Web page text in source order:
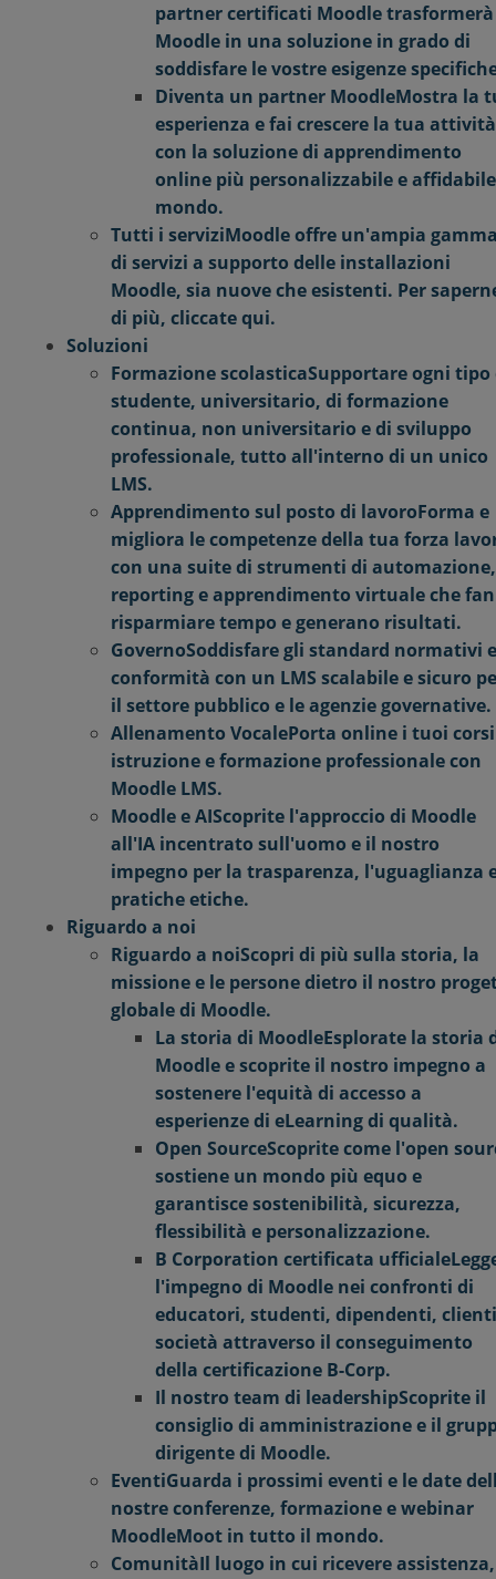
partner certificati Moodle trasformerà
Moodle in una soluzione in grado di
soddisfare le vostre esigenze
Diventa un partner MoodleMostra la
esperienza e fai crescere la tua attività
con la soluzione di apprendimento
online più personalizzabile e
mondo.
Tutti i serviziMoodle offre un'ampia
di servizi a supporto delle installazioni
Moodle, sia nuove che esistenti. Per
di più, cliccate qui.
Soluzioni
Formazione scolasticaSupportare ogni tipo
studente, universitario, di formazione
continua, non universitario e di sviluppo
professionale, tutto all'interno di un unico
LMS.
Apprendimento sul posto di lavoroForma e
migliora le competenze della tua forza
con una suite di strumenti di automazione,
reporting e apprendimento virtuale che
risparmiare tempo e generano risultati.
GovernoSoddisfare gli standard normativi
conformità con un LMS scalabile e sicuro
il settore pubblico e le agenzie governative.
Allenamento VocalePorta online i tuoi
istruzione e formazione professionale con
Moodle LMS.
Moodle e AIScoprite l'approccio di Moodle
all'IA incentrato sull'uomo e il nostro
impegno per la trasparenza, l'uguaglianza
pratiche etiche.
Riguardo a noi
Riguardo a noiScopri di più sulla storia, la
missione e le persone dietro il nostro
globale di Moodle.
La storia di MoodleEsplorate la storia
Moodle e scoprite il nostro impegno a
sostenere l'equità di accesso a
esperienze di eLearning di qualità.
Open SourceScoprite come l'open
sostiene un mondo più equo e
garantisce sostenibilità, sicurezza,
flessibilità e personalizzazione.
B Corporation certificata ufficiale
l'impegno di Moodle nei confronti di
educatori, studenti, dipendenti,
società attraverso il conseguimento
della certificazione B-Corp.
Il nostro team di leadershipScoprite il
consiglio di amministrazione e il
dirigente di Moodle.
EventiGuarda i prossimi eventi e le date
nostre conferenze, formazione e webinar
MoodleMoot in tutto il mondo.
ComunitàIl luogo in cui ricevere assistenza,